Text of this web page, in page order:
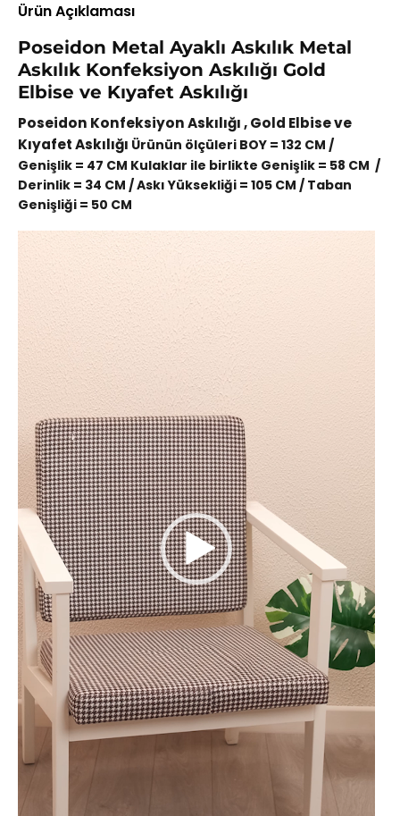
Ürün Açıklaması
Poseidon Metal Ayaklı Askılık Metal
Askılık Konfeksiyon Askılığı Gold
Elbise ve Kıyafet Askılığı
Poseidon Konfeksiyon Askılığı , Gold Elbise ve
Kıyafet Askılığı Ürünün ölçüleri BOY = 132 CM /
Genişlik = 47 CM Kulaklar ile birlikte Genişlik = 58 CM /
Derinlik = 34 CM / Askı Yüksekliği = 105 CM / Taban
Genişliği = 50 CM
Video
oynatıcı